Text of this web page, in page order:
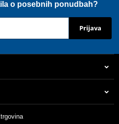
o posebnih ponudbah?
Prijava